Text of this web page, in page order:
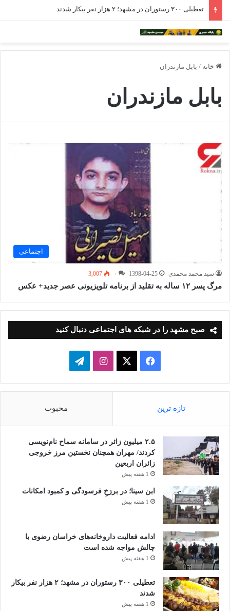
تعطیلی ۳۰۰ رستوران در مشهد؛ ۲ هزار نفر بیکار شدند
خانه / بابل مازندران
بابل مازندران
اجتماعی
سید محمد محمدی 1398-04-25 ۰ 3,007
مرگ پسر ۱۲ ساله به تقلید از برنامه تلویزیونی عصر جدید+ عکس
صبح مشهد را در شبکه های اجتماعی دنبال کنید
فیسبوک ایکساینستاگرامتلگرام
تازه ترین محبوب
۲.۵ میلیون زائر در سامانه سماح نام‌نویسی
کردند/ مهران همچنان نخستین مرز خروجی
زائران اربعین
1 هفته پیش
ابن سینا؛ در برزخِ فرسودگی و کمبود امکانات
1 هفته پیش
ادامه فعالیت داروخانه‌های خراسان رضوی با
چالش مواجه شده است
1 هفته پیش
تعطیلی ۳۰۰ رستوران در مشهد؛ ۲ هزار نفر بیکار
شدند
1 هفته پیش